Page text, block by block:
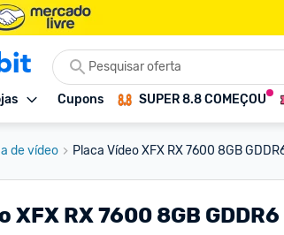
Cupons SUPER 8.8 COMEÇOU
de vídeo Placa Vídeo XFX RX 7600 8GB
XFX RX 7600 8GB